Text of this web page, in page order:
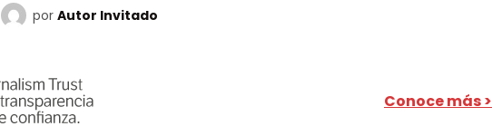
por Autor Invitado
Conoce más >